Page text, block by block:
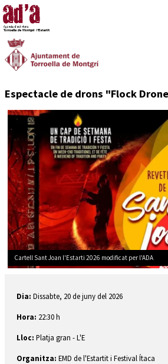
Espectacle de drons "Flock
Cartell Sant Joan l'Estarti 2026 modificat per l'ADA
Dia: Dissabte, 20 de juny del 2026
Hora: 22:30 h
Lloc: Platja gran - L'E
Organitza: EMD de l'Estartit i Festival Ítaca